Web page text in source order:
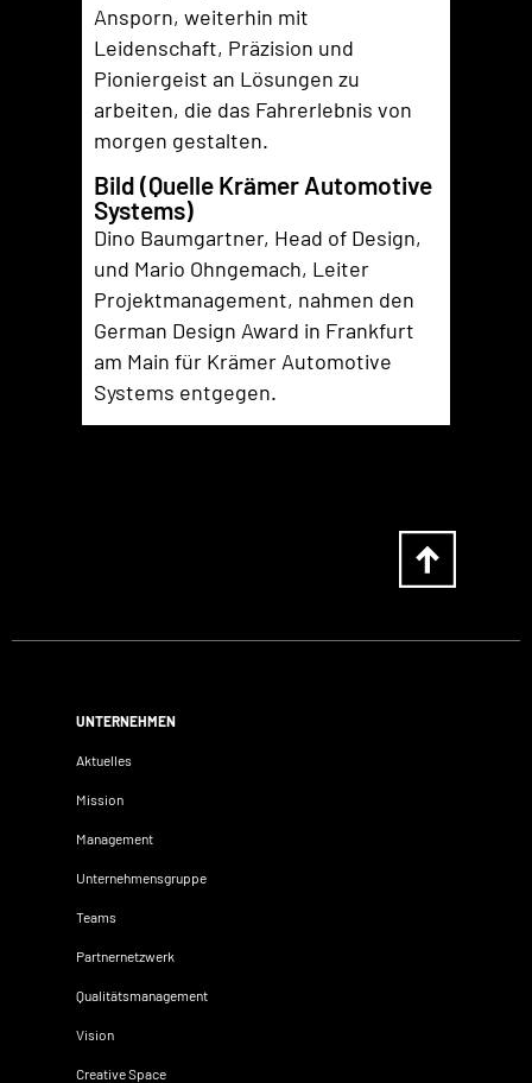
Ansporn, weiterhin mit
Leidenschaft, Präzision und
Pioniergeist an Lösungen zu
arbeiten, die das Fahrerlebnis von
morgen gestalten.
Bild (Quelle Krämer Automotive
Systems)
Dino Baumgartner, Head of Design,
und Mario Ohngemach, Leiter
Projektmanagement, nahmen den
German Design Award in Frankfurt
am Main für Krämer Automotive
Systems entgegen.
UNTERNEHMEN
Aktuelles
Mission
Management
Unternehmensgruppe
Teams
Partnernetzwerk
Qualitätsmanagement
Vision
Creative Space